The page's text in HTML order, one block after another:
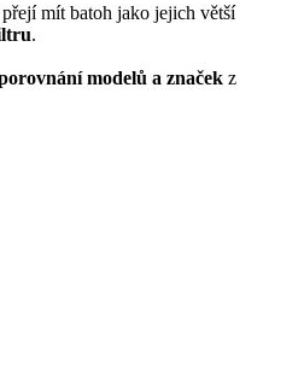
mít batoh jako jejich větší
.
modelů a značek z